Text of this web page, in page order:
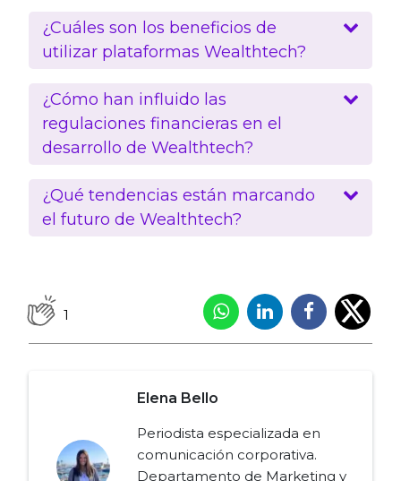
¿Cuáles son los beneficios de
utilizar plataformas Wealthtech?
¿Cómo han influido las
regulaciones financieras en el
desarrollo de Wealthtech?
¿Qué tendencias están marcando
el futuro de Wealthtech?
1
Elena Bello
Periodista especializada en
comunicación corporativa.
Departamento de Marketing y